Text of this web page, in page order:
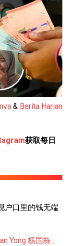
& Berita Harian
获取每日
户口里的钱无端
Yong 杨国栋」